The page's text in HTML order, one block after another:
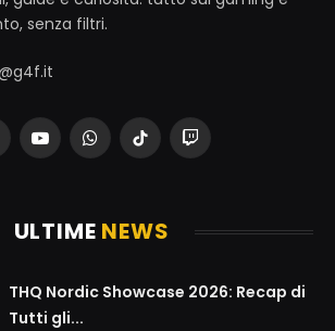
senza filtri.
YouTubeWhatsAppTikTokTwitch
ULTIME NEWS
THQ Nordic Showcase 2026: Recap di
Tutti gli...